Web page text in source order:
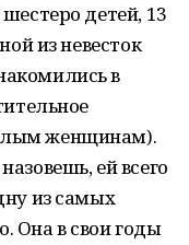
детей, 13
из невесток
в
женщинам).
ей всего
из самых
Она в свои годы